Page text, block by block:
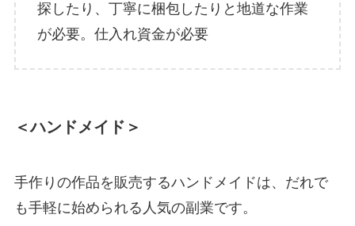
探したり、丁寧に梱包したりと地道な作業
が必要。仕入れ資金が必要
＜ハンドメイド＞
手作りの作品を販売するハンドメイドは、だれで
も手軽に始められる人気の副業です。